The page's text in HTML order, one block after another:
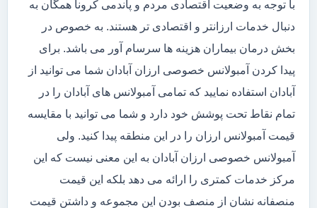
با توجه به وضعیت اقتصادی مردم و پاندمی کرونا همگان به
دنبال خدمات ارزانتر و اقتصادی تر هستند. به خصوص در
بخش درمان بیماران هزینه ها سرسام آور می باشد. برای
پیدا کردن آمبولانس خصوصی ارزان آبادان شما می توانید از
آبادان استفاده نمایید که تمامی آمبولانس های آبادان را در
تمام نقاط تحت پوشش خود دارد و شما می توانید با مقایسه
قیمت آمبولانس ارزان را در این منطقه پیدا کنید. ولی
آمبولانس خصوصی ارزان آبادان به این معنی نیست که این
مرکز خدمات کمتری را ارائه می دهد بلکه این قیمت
منصفانه نشان از منصف بودن این مجموعه و داشتن قیمت